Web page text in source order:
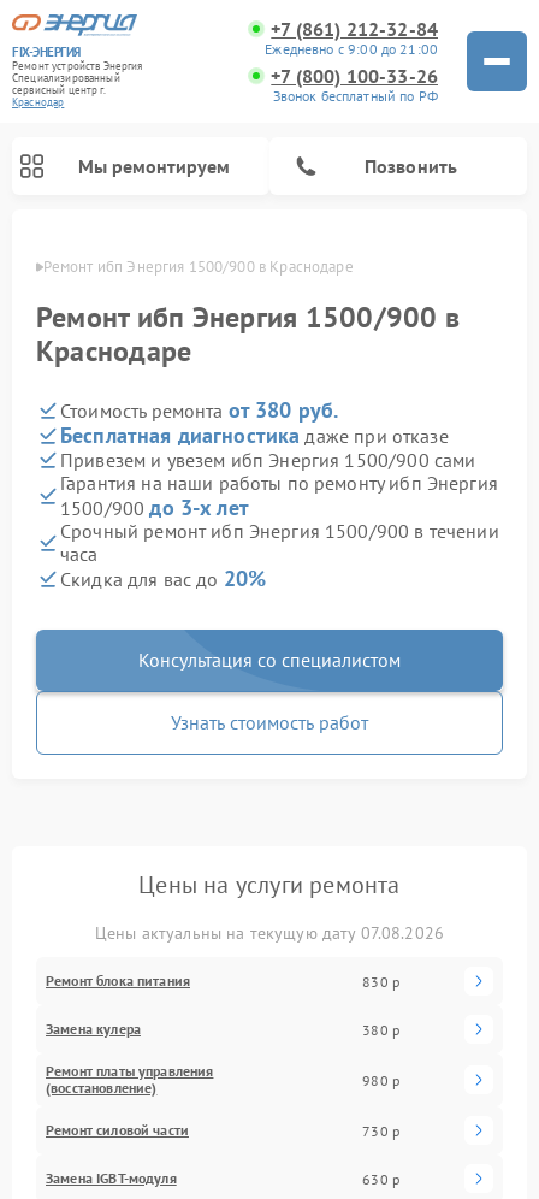
FIX-ЭНЕРГИЯ
Ремонт устройств Энергия
Специализированный
cервисный центр г.
Краснодар
+7 (861) 212-32-84
Ежедневно с 9:00 до 21:00
+7 (800) 100-33-26
Звонок бесплатный по РФ
Мы ремонтируем Позвонить
Ремонт ибп Энергия 1500/900 в Краснодаре
Ремонт ибп Энергия 1500/900 в
Краснодаре
Стоимость ремонта от 380 руб.
Бесплатная диагностика даже при отказе
Привезем и увезем ибп Энергия 1500/900 сами
Гарантия на наши работы по ремонту ибп Энергия
1500/900до 3-х лет
Срочный ремонт ибп Энергия 1500/900 в течении
часа
Скидка для вас до 20%
Консультация со специалистом
Узнать стоимость работ
Цены на услуги ремонта
Цены актуальны на текущую дату 07.08.2026
Ремонт блока питания 830 р
Замена кулера 380 р
Ремонт платы управления
(восстановление)
980 р
Ремонт силовой части 730 р
Замена IGBT-модуля 630 р